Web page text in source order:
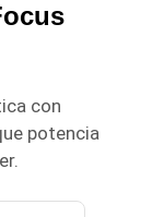
con
potencia